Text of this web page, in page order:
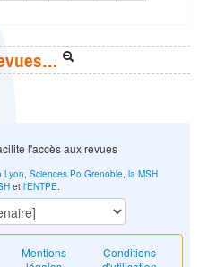
l'accès aux revues
Mentions
Conditions
Lyon Sciences Po Grenoble, la MSH
et l'ENTPE